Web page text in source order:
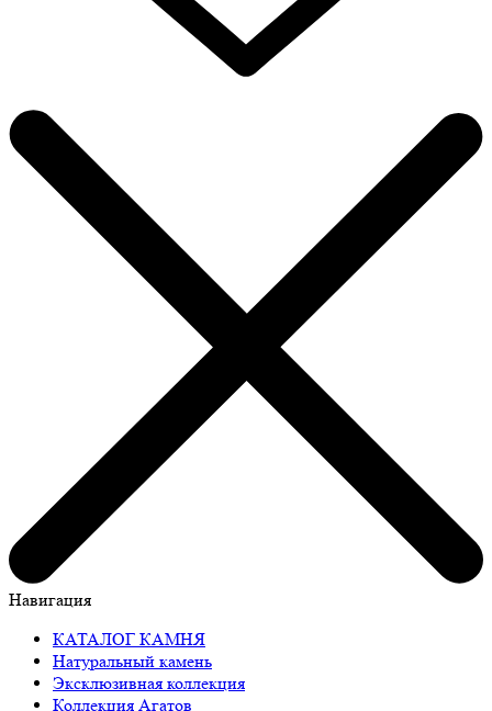
Навигация
КАТАЛОГ КАМНЯ
Натуральный камень
Эксклюзивная коллекция
Коллекция Агатов